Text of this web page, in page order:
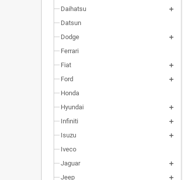
Daihatsu
Datsun
Dodge
Ferrari
Fiat
Ford
Honda
Hyundai
Infiniti
Isuzu
Iveco
Jaguar
Jeep